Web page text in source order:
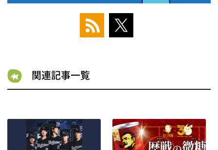
関連記事一覧